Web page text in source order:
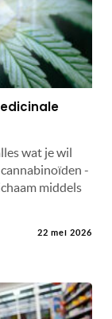
wat je wil
-
middels
22 mei 2026